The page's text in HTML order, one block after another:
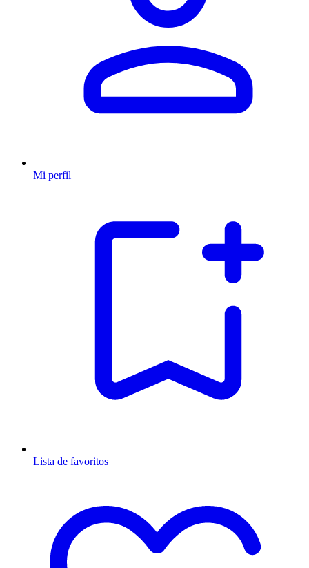
Mi perfil
Lista de favoritos